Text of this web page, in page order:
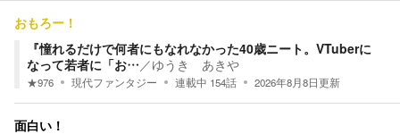
おもろー！
『憧れるだけで何者にもなれなかった40歳ニート。VTuberに
なって若者に「お… ／ゆうき あきや
★976 現代ファンタジー 連載中 154話 2026年8月8日更新
面白い！